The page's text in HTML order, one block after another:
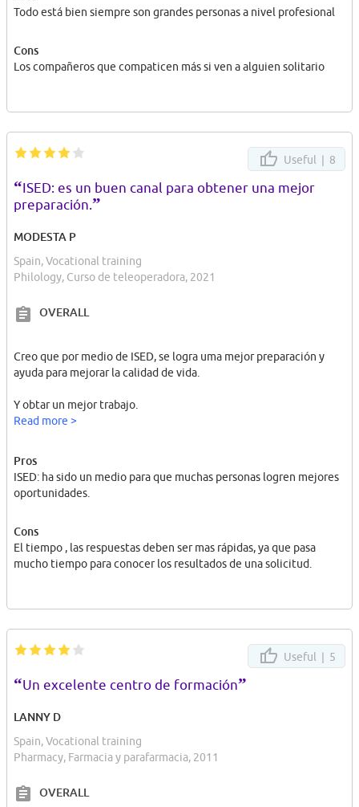
Todo está bien siempre son grandes personas a nivel profesional
Cons
Los compañeros que compaticen más si ven a alguien solitario
Useful | 8
“ISED: es un buen canal para obtener una mejor
preparación.”
MODESTA P
Spain, Vocational training
Philology, Curso de teleoperadora, 2021
OVERALL
Creo que por medio de ISED, se logra uma mejor preparación y
ayuda para mejorar la calidad de vida.
Y obtar un mejor trabajo.
Read more >
Pros
ISED: ha sido un medio para que muchas personas logren mejores
oportunidades.
Cons
El tiempo , las respuestas deben ser mas rápidas, ya que pasa
mucho tiempo para conocer los resultados de una solicitud.
Useful | 5
“Un excelente centro de formación”
LANNY D
Spain, Vocational training
Pharmacy, Farmacia y parafarmacia, 2011
OVERALL